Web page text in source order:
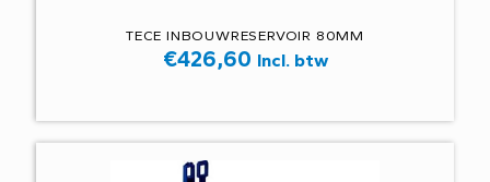
TECE INBOUWRESERVOIR 80MM
€426,60 Incl. btw